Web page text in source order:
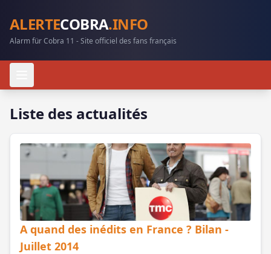
ALERTECOBRA.INFO
Alarm für Cobra 11 - Site officiel des fans français
Liste des actualités
A quand des inédits en France ? Bilan -
Juillet 2014